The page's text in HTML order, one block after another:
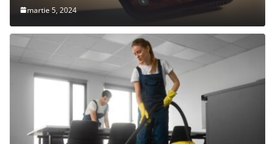
martie 5, 2024